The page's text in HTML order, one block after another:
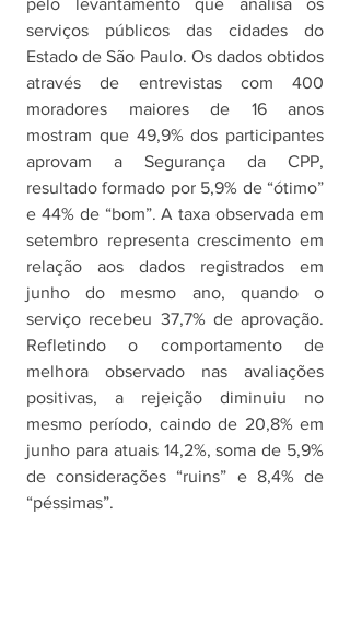
pelo levantamento que analisa os
serviços públicos das cidades do
Estado de São Paulo. Os dados obtidos
através de entrevistas com 400
moradores maiores de 16 anos
mostram que 49,9% dos participantes
aprovam a Segurança da CPP,
resultado formado por 5,9% de “ótimo”
e 44% de “bom”. A taxa observada em
setembro representa crescimento em
relação aos dados registrados em
junho do mesmo ano, quando o
serviço recebeu 37,7% de aprovação.
Refletindo o comportamento de
melhora observado nas avaliações
positivas, a rejeição diminuiu no
mesmo período, caindo de 20,8% em
junho para atuais 14,2%, soma de 5,9%
de considerações “ruins” e 8,4% de
“péssimas”.